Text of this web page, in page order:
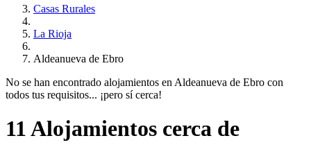
Casas Rurales
La Rioja
Aldeanueva de Ebro
No se han encontrado alojamientos en Aldeanueva de Ebro con
todos tus requisitos... ¡pero sí cerca!
11 Alojamientos cerca de